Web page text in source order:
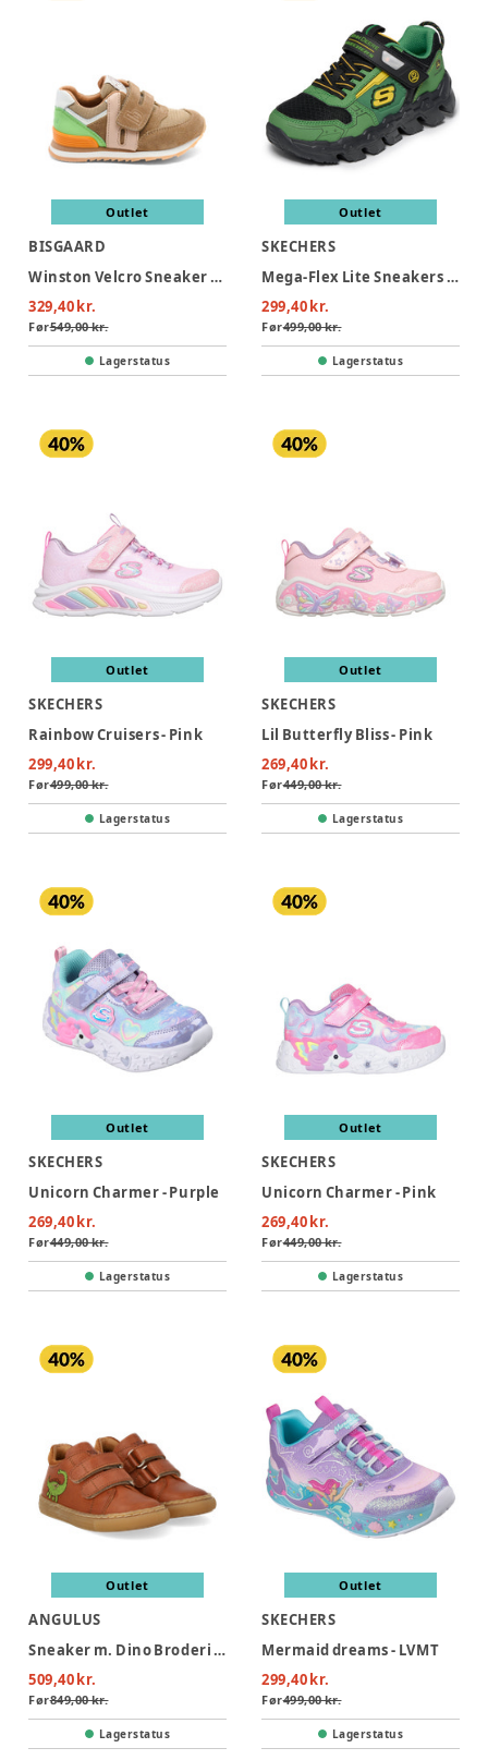
Outlet
BISGAARD
Winston Velcro Sneaker - Earth
329,40 kr.
Før549,00 kr.
Lagerstatus
Outlet
SKECHERS
Mega-Flex Lite Sneakers - Gray
299,40 kr.
Før499,00 kr.
Lagerstatus
Outlet
SKECHERS
Rainbow Cruisers - Pink
299,40 kr.
Før499,00 kr.
Lagerstatus
Outlet
SKECHERS
Lil Butterfly Bliss - Pink
269,40 kr.
Før449,00 kr.
Lagerstatus
Outlet
SKECHERS
Unicorn Charmer - Purple
269,40 kr.
Før449,00 kr.
Lagerstatus
Outlet
SKECHERS
Unicorn Charmer - Pink
269,40 kr.
Før449,00 kr.
Lagerstatus
Outlet
ANGULUS
Sneaker m. Dino Broderi - Cognac/Cognac
509,40 kr.
Før849,00 kr.
Lagerstatus
Outlet
SKECHERS
Mermaid dreams - LVMT
299,40 kr.
Før499,00 kr.
Lagerstatus